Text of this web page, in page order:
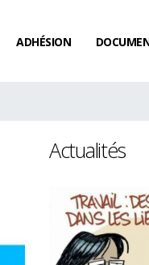
ADHÉSION
Actualités